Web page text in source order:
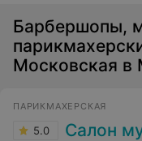
Барбершопы,
Московская в
ПАРИКМАХЕРСКАЯ
5.0 Салон